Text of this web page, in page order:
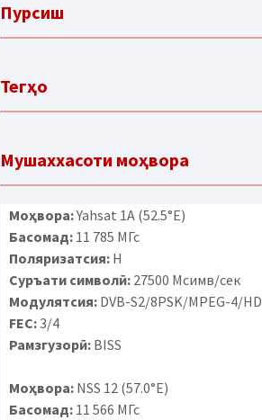
Пурсиш
Тегҳо
Мушаххасоти моҳвора
Моҳвора:Yahsat 1A (52.5°E)
Басомад:11 785 МГс
Поляризатсия:H
Суръати символӣ:27500 Мсимв/сек
Модулятсия:DVB-S2/8PSK/MPEG-4/HD
FEC:3/4
Рамзгузорӣ:BISS
Моҳвора:NSS 12 (57.0°E)
Басомад:11 566 МГс